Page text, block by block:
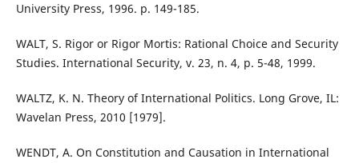
University Press, 1996. p. 149-185.
WALT, S. Rigor or Rigor Mortis: Rational Choice and Security
Studies. International Security, v. 23, n. 4, p. 5-48, 1999.
WALTZ, K. N. Theory of International Politics. Long Grove, IL:
Wavelan Press, 2010 [1979].
WENDT, A. On Constitution and Causation in International